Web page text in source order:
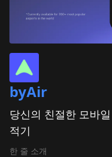
byAir
당신의 친절한 모바
적기
한 줄 소개